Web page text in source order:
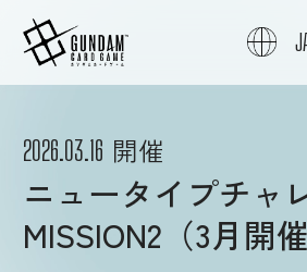
商品情報
2026.03.16 開催
ニュータイプチャ
MISSION2（3月開催